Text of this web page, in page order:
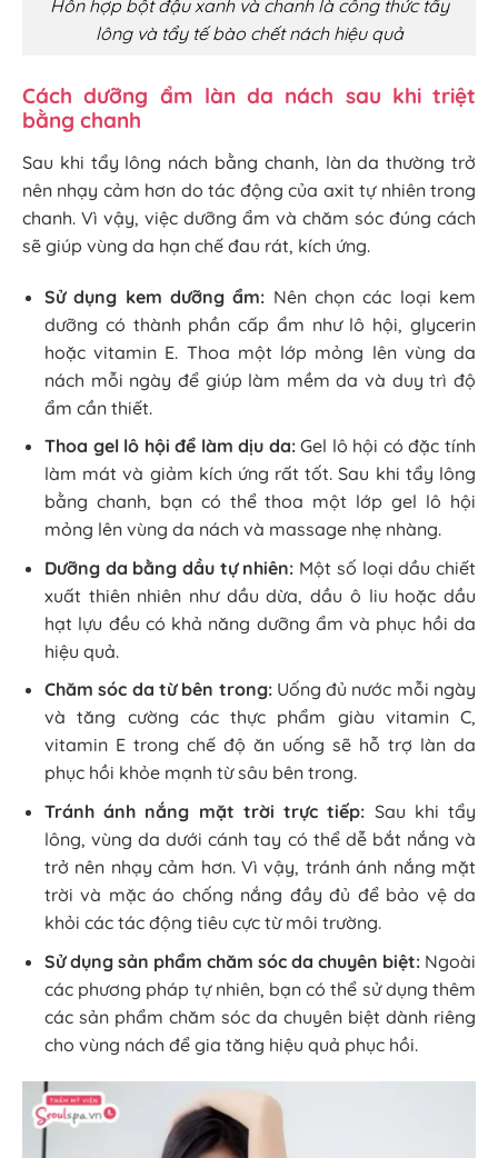
Hỗn hợp bột đậu xanh và chanh là công thức tẩy
lông và tẩy tế bào chết nách hiệu quả
Cách dưỡng ẩm làn da nách sau khi triệt
bằng chanh
Sau khi tẩy lông nách bằng chanh, làn da thường trở
nên nhạy cảm hơn do tác động của axit tự nhiên trong
chanh. Vì vậy, việc dưỡng ẩm và chăm sóc đúng cách
sẽ giúp vùng da hạn chế đau rát, kích ứng.
Sử dụng kem dưỡng ẩm: Nên chọn các loại kem
dưỡng có thành phần cấp ẩm như lô hội, glycerin
hoặc vitamin E. Thoa một lớp mỏng lên vùng da
nách mỗi ngày để giúp làm mềm da và duy trì độ
ẩm cần thiết.
Thoa gel lô hội để làm dịu da:Gel lô hội có đặc tính
làm mát và giảm kích ứng rất tốt. Sau khi tẩy lông
bằng chanh, bạn có thể thoa một lớp gel lô hội
mỏng lên vùng da nách và massage nhẹ nhàng.
Dưỡng da bằng dầu tự nhiên: Một số loại dầu chiết
xuất thiên nhiên như dầu dừa, dầu ô liu hoặc dầu
hạt lựu đều có khả năng dưỡng ẩm và phục hồi da
hiệu quả.
Chăm sóc da từ bên trong: Uống đủ nước mỗi ngày
và tăng cường các thực phẩm giàu vitamin C,
vitamin E trong chế độ ăn uống sẽ hỗ trợ làn da
phục hồi khỏe mạnh từ sâu bên trong.
Tránh ánh nắng mặt trời trực tiếp: Sau khi tẩy
lông, vùng da dưới cánh tay có thể dễ bắt nắng và
trở nên nhạy cảm hơn. Vì vậy, tránh ánh nắng mặt
trời và mặc áo chống nắng đầy đủ để bảo vệ da
khỏi các tác động tiêu cực từ môi trường.
Sử dụng sản phẩm chăm sóc da chuyên biệt: Ngoài
các phương pháp tự nhiên, bạn có thể sử dụng thêm
các sản phẩm chăm sóc da chuyên biệt dành riêng
cho vùng nách để gia tăng hiệu quả phục hồi.